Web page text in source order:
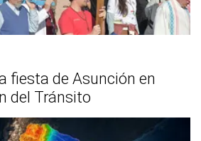
fiesta de Asunción en
del Tránsito